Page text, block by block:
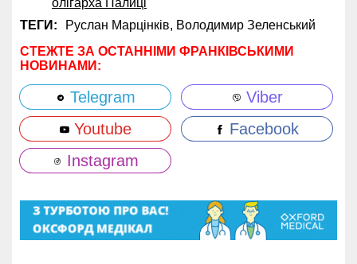
ТЕГИ:
Руслан Марцінків, Володимир Зеленський
СТЕЖТЕ ЗА ОСТАННІМИ ФРАНКІВСЬКИМИ
НОВИНАМИ:
Telegram
Viber
Youtube
Facebook
Instagram